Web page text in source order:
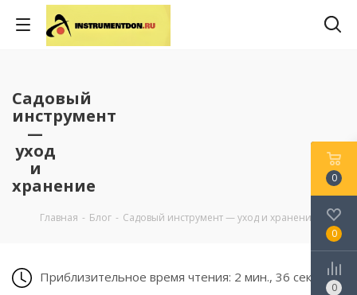
Садовый
инструмент
—
уход
и
хранение
Главная - Блог - Садовый инструмент — уход и хранение
Приблизительное время чтения: 2 мин., 36 сек.
0
0
0